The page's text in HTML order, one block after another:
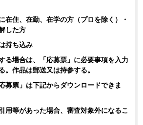
在住、在勤、在学の方（プロを除く）・
した方
持ち込み
る場合は、「応募票」に必要事項を入力
。作品は郵送又は持参する。
募票」は下記からダウンロードできま
用等があった場合、審査対象外になるこ